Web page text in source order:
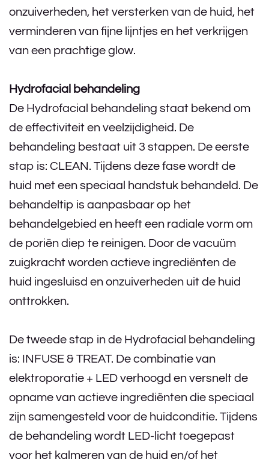
onzuiverheden, het versterken van de huid, het
verminderen van fijne lijntjes en het verkrijgen
van een prachtige glow.
Hydrofacial behandeling
De Hydrofacial behandeling staat bekend om
de effectiviteit en veelzijdigheid. De
behandeling bestaat uit 3 stappen. De eerste
stap is: CLEAN. Tijdens deze fase wordt de
huid met een speciaal handstuk behandeld. De
behandeltip is aanpasbaar op het
behandelgebied en heeft een radiale vorm om
de poriën diep te reinigen. Door de vacuüm
zuigkracht worden actieve ingrediënten de
huid ingesluisd en onzuiverheden uit de huid
onttrokken.
De tweede stap in de Hydrofacial behandeling
is: INFUSE & TREAT. De combinatie van
elektroporatie + LED verhoogd en versnelt de
opname van actieve ingrediënten die speciaal
zijn samengesteld voor de huidconditie. Tijdens
de behandeling wordt LED-licht toegepast
voor het kalmeren van de huid en/of het